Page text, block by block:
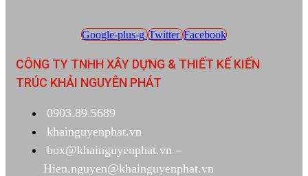
Google-plus-g Twitter Facebook
CÔNG TY TNHH XÂY DỰNG & THIẾT KẾ KIẾN
TRÚC KHẢI NGUYÊN PHÁT
0903.89.5689
khainguyenphat.vn
box@khainguyenphat.vn –
Hien.nguyen@khainguyenphat.vn